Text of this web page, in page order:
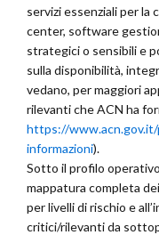
servizi essenziali per la
center, software
strategici o sensibili e
sulla disponibilità,
vedano, per maggiori
rilevanti che ACN ha
https://
informazioni).
Sotto il profilo
mappatura completa
per livelli di rischio e
critici/rilevanti da